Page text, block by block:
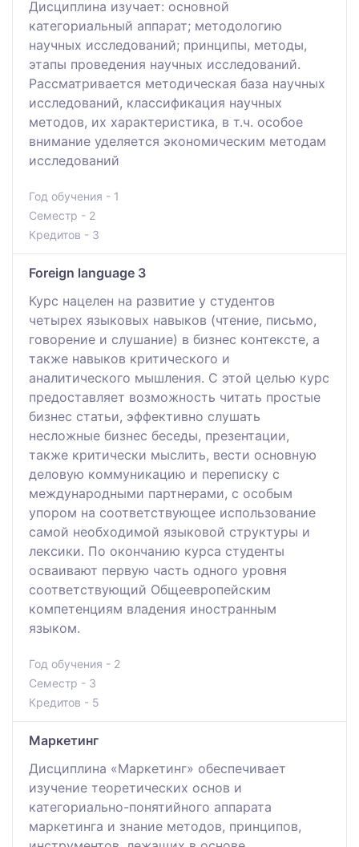
Дисциплина изучает: основной
категориальный аппарат; методологию
научных исследований; принципы, методы,
этапы проведения научных исследований.
Рассматривается методическая база научных
исследований, классификация научных
методов, их характеристика, в т.ч. особое
внимание уделяется экономическим методам
исследований
Год обучения - 1
Семестр - 2
Кредитов - 3
Foreign language 3
Курс нацелен на развитие у студентов
четырех языковых навыков (чтение, письмо,
говорение и слушание) в бизнес контексте, а
также навыков критического и
аналитического мышления. С этой целью курс
предоставляет возможность читать простые
бизнес статьи, эффективно слушать
несложные бизнес беседы, презентации,
также критически мыслить, вести основную
деловую коммуникацию и переписку с
международными партнерами, с особым
упором на соответствующее использование
самой необходимой языковой структуры и
лексики. По окончанию курса студенты
осваивают первую часть одного уровня
соответствующий Общеевропейским
компетенциям владения иностранным
языком.
Год обучения - 2
Семестр - 3
Кредитов - 5
Маркетинг
Дисциплина «Маркетинг» обеспечивает
изучение теоретических основ и
категориально-понятийного аппарата
маркетинга и знание методов, принципов,